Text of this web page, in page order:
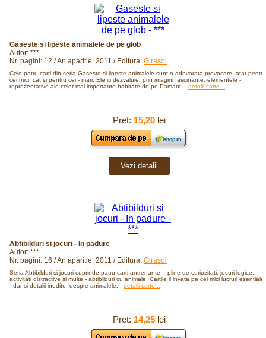
Gaseste si lipeste animalele de pe glob
Autor: ***
Nr. pagini: 12 / An aparitie: 2011 / Editura: Girasol
Cele patru carti din seria Gaseste si lipeste animalele sunt o adevarata provocare, atat pentru
cei mici, cat si pentru cei - mari. Ele iti dezvaluie, prin imagini fascinante, elementele -
reprezentative ale celor mai importante habitate de pe Pamant... detalii carte...
Pret: 15,20lei
Vezi detalii
Abtibilduri si jocuri - In padure
Autor: ***
Nr. pagini: 16 / An aparitie: 2011 / Editura: Girasol
Seria Abtibilduri si jocuri cuprinde patru carti antrenante, - pline de curiozitati, jocuri logice,
activitati distractive si multe - abtibilduri cu animale. Cartile ii invata pe cei mici lucruri esentiale,
- dar si detalii inedite, despre animalele... detalii carte...
Pret: 14,25lei